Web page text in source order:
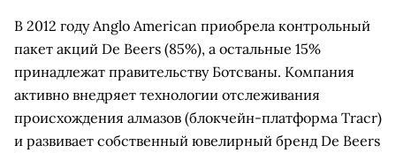
В 2012 году Anglo American приобрела контрольный
пакет акций De Beers (85%), а остальные 15%
принадлежат правительству Ботсваны. Компания
активно внедряет технологии отслеживания
происхождения алмазов (блокчейн-платформа Tracr)
и развивает собственный ювелирный бренд De Beers